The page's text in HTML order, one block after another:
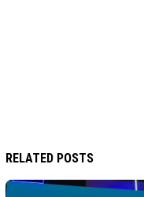
RELATED POSTS